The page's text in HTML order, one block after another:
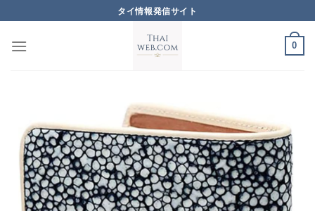
to
content
タイ情報発信サイト
0